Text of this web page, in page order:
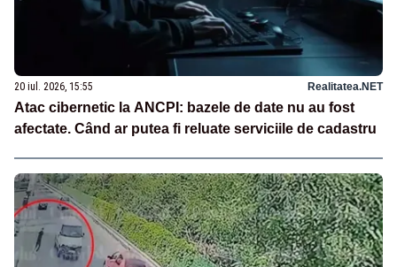
20 iul. 2026, 15:55 Realitatea.NET
Atac cibernetic la ANCPI: bazele de date nu au fost
afectate. Când ar putea fi reluate serviciile de cadastru